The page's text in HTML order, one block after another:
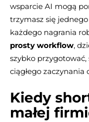
wsparcie AI mogą
trzymasz się
każdego nagrania
prosty workflow,
szybko
ciągłego zaczynania
Kiedy
małej